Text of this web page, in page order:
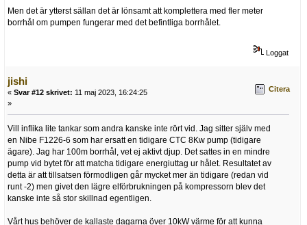
Men det är ytterst sällan det är lönsamt att komplettera med fler meter
borrhål om pumpen fungerar med det befintliga borrhålet.
Loggat
jishi
« Svar #12 skrivet: 11 maj 2023, 16:24:25
»
Citera
Vill inflika lite tankar som andra kanske inte rört vid. Jag sitter själv med
en Nibe F1226-6 som har ersatt en tidigare CTC 8Kw pump (tidigare
ägare). Jag har 100m borrhål, vet ej aktivt djup. Det sattes in en mindre
pump vid bytet för att matcha tidigare energiuttag ur hålet. Resultatet av
detta är att tillsatsen förmodligen går mycket mer än tidigare (redan vid
runt -2) men givet den lägre elförbrukningen på kompressorn blev det
kanske inte så stor skillnad egentligen.
Vårt hus behöver de kallaste dagarna över 10kW värme för att kunna